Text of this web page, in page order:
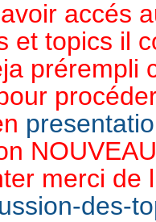
accés
et topics il
prérempli
merci de
des-